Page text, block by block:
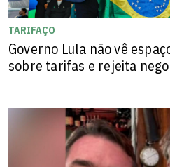
TARIFAÇO
Governo Lula não vê
sobre tarifas e rejeita